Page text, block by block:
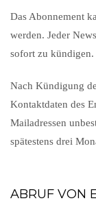
Das Abonnement
werden. Jeder
sofort zu kündigen.
Nach Kündigung
Kontaktdaten des
Mailadressen
spätestens drei
ABRUF VON